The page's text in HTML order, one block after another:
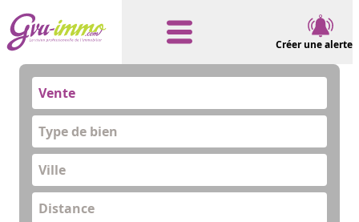
Créer une alerte
Vente
Type de bien
Distance